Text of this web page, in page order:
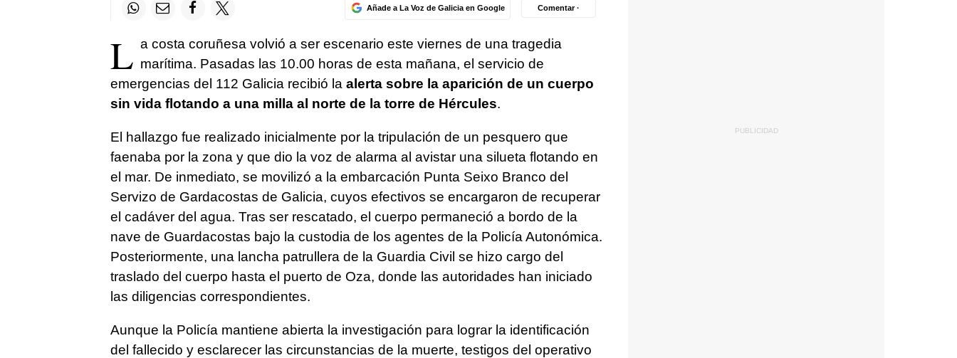
Añade a La Voz de Galicia en Google Comentar ·
L a costa coruñesa volvió a ser escenario este viernes de una tragedia
marítima. Pasadas las 10.00 horas de esta mañana, el servicio de
emergencias del 112 Galicia recibió la alerta sobre la aparición de un cuerpo
sin vida flotando a una milla al norte de la torre de Hércules.
El hallazgo fue realizado inicialmente por la tripulación de un pesquero que
faenaba por la zona y que dio la voz de alarma al avistar una silueta flotando en
el mar. De inmediato, se movilizó a la embarcación Punta Seixo Branco del
Servizo de Gardacostas de Galicia, cuyos efectivos se encargaron de recuperar
el cadáver del agua. Tras ser rescatado, el cuerpo permaneció a bordo de la
nave de Guardacostas bajo la custodia de los agentes de la Policía Autonómica.
Posteriormente, una lancha patrullera de la Guardia Civil se hizo cargo del
traslado del cuerpo hasta el puerto de Oza, donde las autoridades han iniciado
las diligencias correspondientes.
Aunque la Policía mantiene abierta la investigación para lograr la identificación
del fallecido y esclarecer las circunstancias de la muerte, testigos del operativo